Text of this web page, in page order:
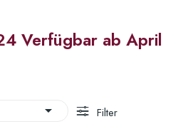
Verfügbar ab April
 Filter